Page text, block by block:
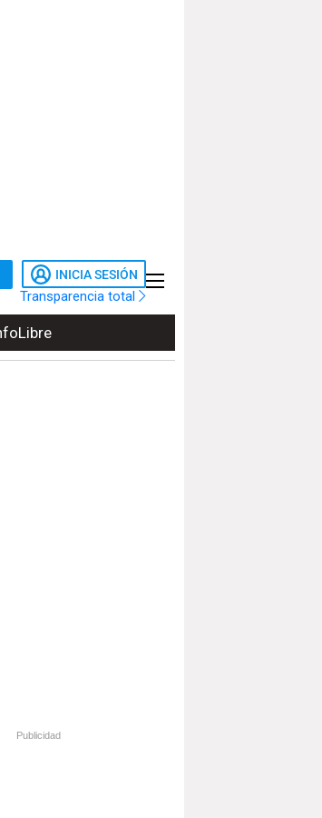
INICIA SESIÓN
Transparencia total
Publicidad